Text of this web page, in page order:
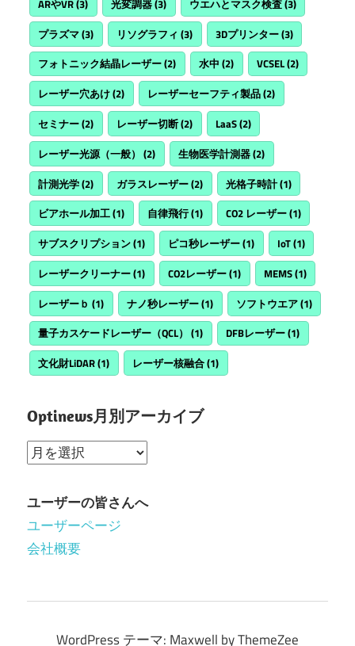
ARやVR(3) 光変調器(3) ウエハとマスク検査(3)
プラズマ(3) リソグラフィ (3) 3Dプリンター(3)
フォトニック結晶レーザー(2) 水中 (2) VCSEL(2)
レーザー穴あけ(2) レーザーセーフティ製品(2)
セミナー(2) レーザー切断(2) LaaS(2)
レーザー光源（一般） (2) 生物医学計測器(2)
計測光学(2) ガラスレーザー(2) 光格子時計(1)
ビアホール加工(1) 自律飛行(1) CO2 レーザー(1)
サブスクリプション(1) ピコ秒レーザー(1) IoT(1)
レーザークリーナー(1) CO2レーザー(1) MEMS(1)
レーザーｂ (1) ナノ秒レーザー(1) ソフトウエア(1)
量子カスケードレーザー（QCL） (1) DFBレーザー(1)
文化財LiDAR(1) レーザー核融合(1)
Optinews月別アーカイブ
Optinews
別
ア
ー
ユーザーの皆さんへ
ユーザーページ
会社概要
WordPress テーマ: Maxwell by ThemeZee